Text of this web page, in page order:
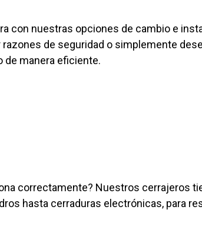
con nuestras opciones de cambio e
de seguridad o simplemente
de manera eficiente.
correctamente? Nuestros cerrajeros
hasta cerraduras electrónicas, para